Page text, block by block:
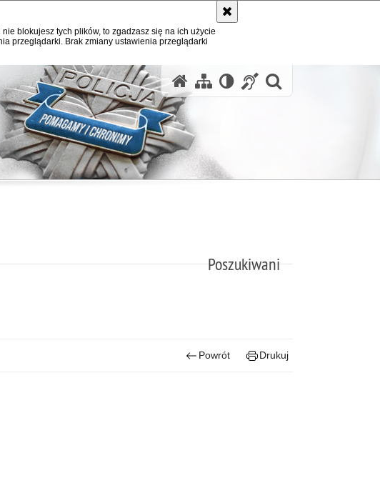
blokujesz tych plików, to zgadzasz się na ich użycie
przeglądarki. Brak zmiany ustawienia przeglądarki
Poszukiwani
Powrót Drukuj